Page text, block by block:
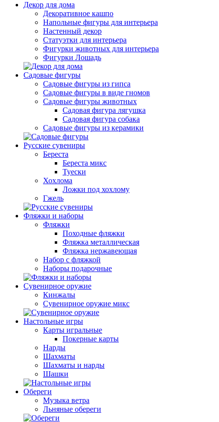
Декор для дома
Декоративное кашпо
Напольные фигуры для интерьера
Настенный декор
Статуэтки для интерьера
Фигурки животных для интерьера
Фигурки Лошадь
Садовые фигуры
Садовые фигуры из гипса
Садовые фигуры в виде гномов
Садовые фигуры животных
Садовая фигура лягушка
Садовая фигура собака
Садовые фигуры из керамики
Русские сувениры
Береста
Береста микс
Туески
Хохлома
Ложки под хохлому
Гжель
Фляжки и наборы
Фляжки
Походные фляжки
Фляжка металлическая
Фляжка нержавеющая
Набор с фляжкой
Наборы подарочные
Сувенирное оружие
Кинжалы
Сувенирное оружие микс
Настольные игры
Карты игральные
Покерные карты
Нарды
Шахматы
Шахматы и нарды
Шашки
Обереги
Музыка ветра
Льняные обереги